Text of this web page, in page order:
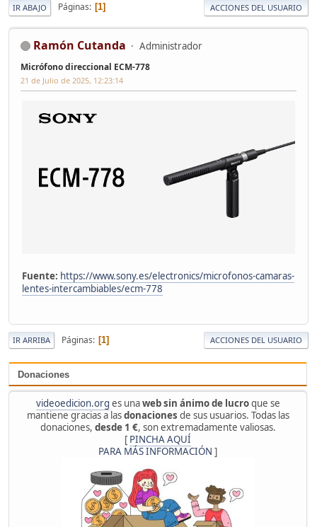
Donaciones
videoedicion.org es unaweb sin ánimo de lucroque se
mantiene gracias a lasdonaciones de sus usuarios. Todas las
donaciones, desde 1 €, son extremadamente valiosas.
[ PINCHA AQUÍ
PARA MÁS INFORMACIÓN ]
IR ABAJO Páginas 1 ACCIONES DEL USUARIO
Ramón Cutanda Administrador
Micrófono direccional ECM-778
21 de Julio de 2025, 12:23:14
Fuente: https://www.sony.es/electronics/microfonos-camaras-
lentes-intercambiables/ecm-778
IR ARRIBA Páginas 1 ACCIONES DEL USUARIO